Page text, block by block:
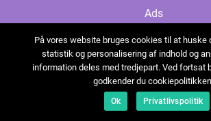
Ads
Cookies
Contact
Sitemap
På vores website bruges cookies til at huske
statistik og personalisering af indhold og
information deles med tredjepart. Ved fortsat
godkender du
Ok Privatlivspolitik